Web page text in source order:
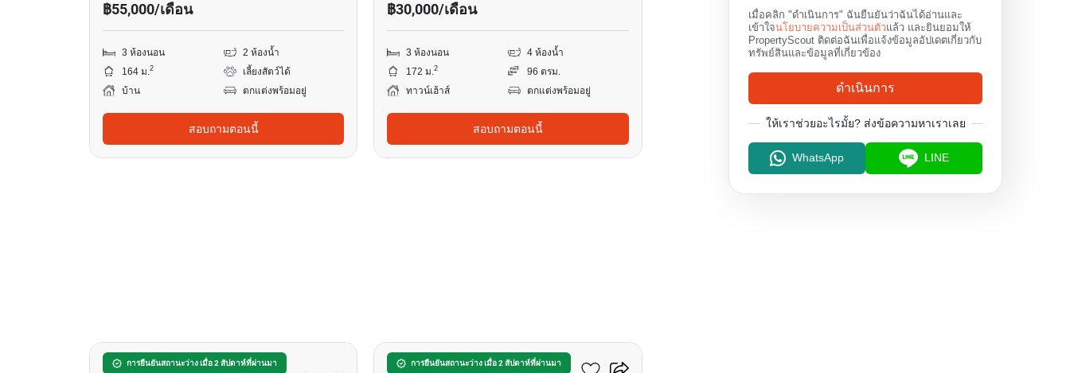
฿55,000/เดือน
3 ห้องนอน
2 ห้องน้ำ
164 ม.2
เลี้ยงสัตว์ได้
บ้าน
ตกแต่งพร้อมอยู่
สอบถามตอนนี้
฿30,000/เดือน
3 ห้องนอน
4 ห้องน้ำ
172 ม.2
96 ตรม.
ทาวน์เฮ้าส์
ตกแต่งพร้อมอยู่
สอบถามตอนนี้
การยืนยันสถานะว่าง เมื่อ 2 สัปดาห์ที่ผ่านมา
บ้านกลางเมือง พหลฯ-
การยืนยันสถานะว่าง เมื่อ 2 สัปดาห์ที่ผ่านมา
บ้าน 4-ห้องนอน ใน ท่าแร้ง
เมื่อคลิก "ดำเนินการ" ฉันยืนยันว่าฉันได้อ่านและ
เข้าใจนโยบายความเป็นส่วนตัวแล้ว และยินยอมให้
PropertyScout ติดต่อฉันเพื่อแจ้งข้อมูลอัปเดตเกี่ยวกับ
ทรัพย์สินและข้อมูลที่เกี่ยวข้อง
ดำเนินการ
ให้เราช่วยอะไรมั้ย? ส่งข้อความหาเราเลย
WhatsApp LINE